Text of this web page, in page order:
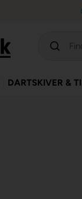
DARTSKIVER &